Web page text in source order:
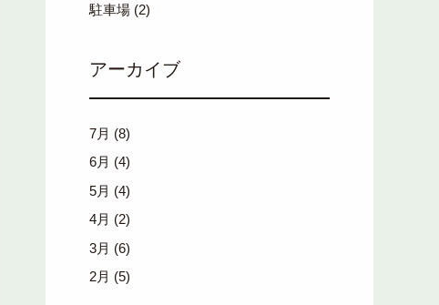
駐車場 (2)
アーカイブ
7月 (8)
6月 (4)
5月 (4)
4月 (2)
3月 (6)
2月 (5)